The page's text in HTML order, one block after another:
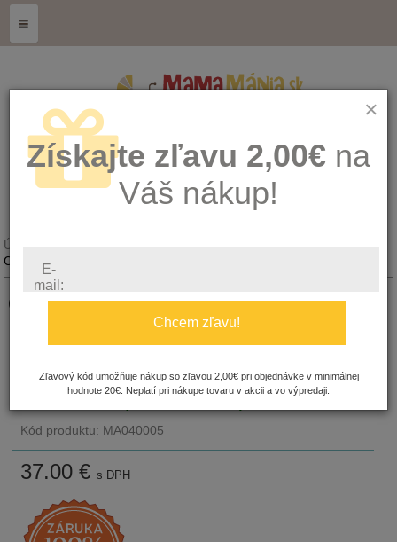
≡
Úvod
CBD Krém Aczeform 50 ml MA040005
CBD Krém Aczeform 50 ml
Množstvo:
Dostupnosť:
Kód produktu: MA040005
37.00 € s DPH
×
Získajte zľavu 2,00€ na
Váš nákup!
E-
mail:
Chcem zľavu!
Zľavový kód umožňuje nákup so zľavou 2,00€ pri objednávke v minimálnej
hodnote 20€. Neplatí pri nákupe tovaru v akcii a vo výpredaji.